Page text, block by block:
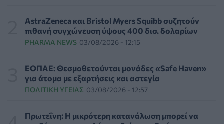
Οι πέντε λόγοι για τους οποίους η διατροφή πρέπει να
καθοδηγείται από κλινικό διαιτολόγο
HEALTH TALK 05/08/2026 - 18:59
Ψυχοκοινωνική υποστήριξη στους πυρόπληκτους της
Δυτικής Αττικής από τον ΕΕΣ
ΕΠΙΚΑΙΡΌΤΗΤΑ 05/08/2026 - 18:34
Νέα μελέτη: Η μοναξιά και οι επιπτώσεις της στην
γενική υγεία σε σύγκριση με την κοινωνική
AstraZeneca και Bristol Myers Squibb συζητούν
πιθανή συγχώνευση ύψους 400 δισ. δολαρίων
PHARMA NEWS 03/08/2026 - 12:15
ΕΟΠΑΕ: Θεσμοθετούνται μονάδες «Safe Haven»
για άτομα με εξαρτήσεις και αστεγία
ΠΟΛΙΤΙΚΉ ΥΓΕΊΑΣ 03/08/2026 - 12:57
Πρωτεΐνη: Η μικρότερη κατανάλωση μπορεί να